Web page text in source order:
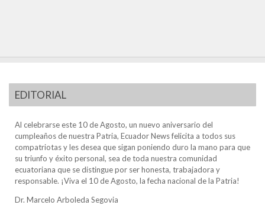
EDITORIAL
Al celebrarse este 10 de Agosto, un nuevo aniversario del
cumpleaños de nuestra Patria, Ecuador News felicita a todos sus
compatriotas y les desea que sigan poniendo duro la mano para que
su triunfo y éxito personal, sea de toda nuestra comunidad
ecuatoriana que se distingue por ser honesta, trabajadora y
responsable. ¡Viva el 10 de Agosto, la fecha nacional de la Patria!
Dr. Marcelo Arboleda Segovia